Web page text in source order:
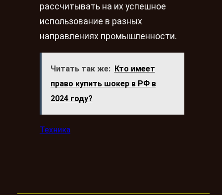
рассчитывать на их успешное
использование в разных
направлениях промышленности.
Читать так же:
Кто имеет
право купить шокер в РФ в
2024 году?
Техника